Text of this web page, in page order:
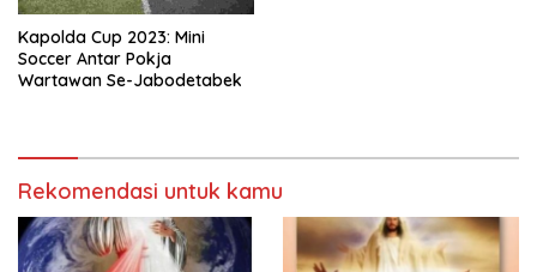
Kapolda Cup 2023: Mini
Soccer Antar Pokja
Wartawan Se-Jabodetabek
Rekomendasi untuk kamu